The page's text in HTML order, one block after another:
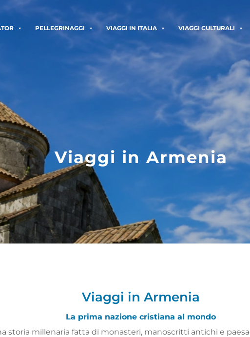
PELLEGRINAGGI VIAGGI IN ITALIA VIAGGI CULTURALI
Viaggi in Armenia
Viaggi in Armenia
La prima nazione cristiana al mondo
storia millenaria fatta di monasteri, manoscritti antichi e